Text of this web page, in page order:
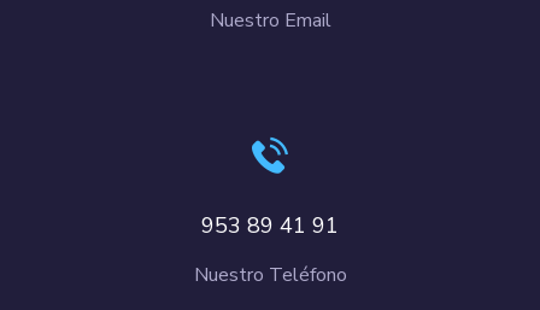
Nuestro Email
953 89 41 91
Nuestro Teléfono